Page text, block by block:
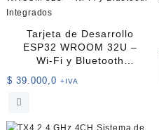
Tarjeta de Desarrollo
ESP32 WROOM 32U –
Wi‑Fi y Bluetooth
$ 39.000,0 +IVA